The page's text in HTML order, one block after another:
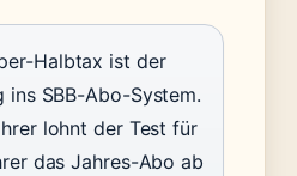
Halbtax ist der
ins SBB-Abo-System.
lohnt der Test für
das Jahres-Abo ab